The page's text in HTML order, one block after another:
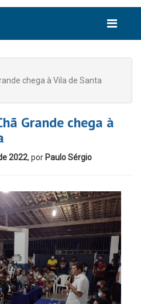
chega à Vila de Santa
Grande chega à
2022, por Paulo Sérgio